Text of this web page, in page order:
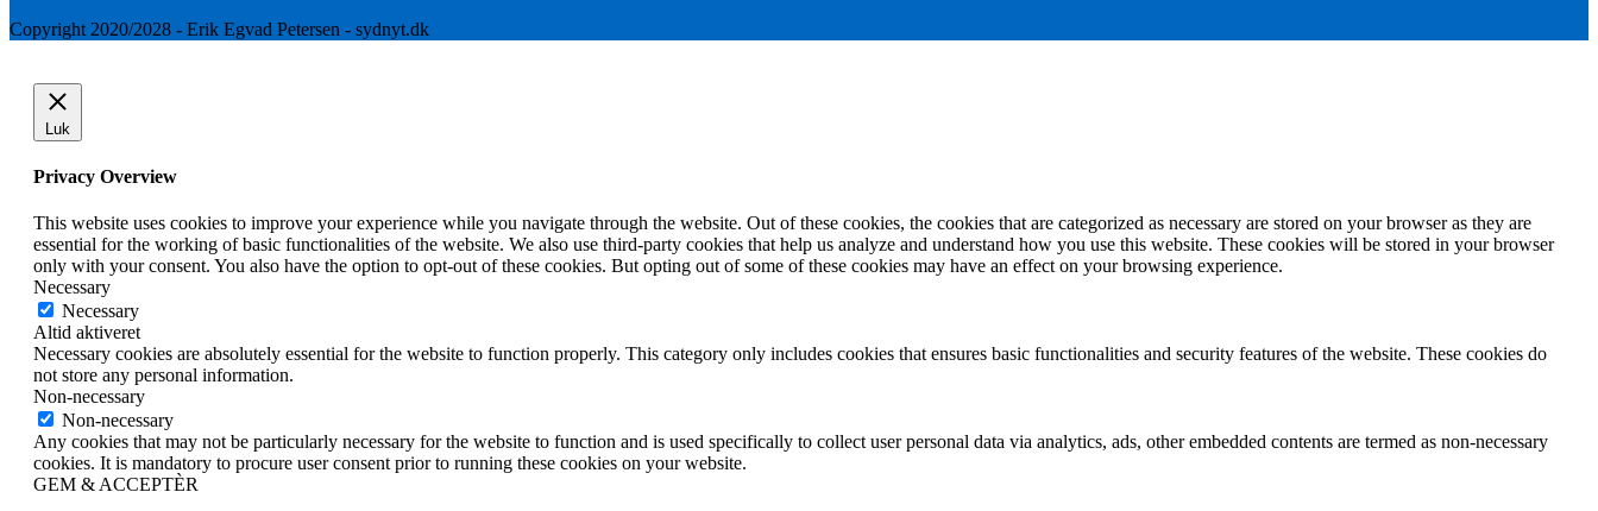
Copyright 2020/2028 - Erik Egvad Petersen - sydnyt.dk
Luk
Privacy Overview
This website uses cookies to improve your experience while you navigate through the website. Out of these cookies, the cookies that are categorized as necessary are stored on your browser as they are
essential for the working of basic functionalities of the website. We also use third-party cookies that help us analyze and understand how you use this website. These cookies will be stored in your browser
only with your consent. You also have the option to opt-out of these cookies. But opting out of some of these cookies may have an effect on your browsing experience.
Necessary
Necessary
Altid aktiveret
Necessary cookies are absolutely essential for the website to function properly. This category only includes cookies that ensures basic functionalities and security features of the website. These cookies do
not store any personal information.
Non-necessary
Non-necessary
Any cookies that may not be particularly necessary for the website to function and is used specifically to collect user personal data via analytics, ads, other embedded contents are termed as non-necessary
cookies. It is mandatory to procure user consent prior to running these cookies on your website.
GEM & ACCEPTÈR